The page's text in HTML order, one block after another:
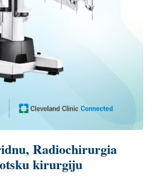
Radiochirurgia
kirurgiju